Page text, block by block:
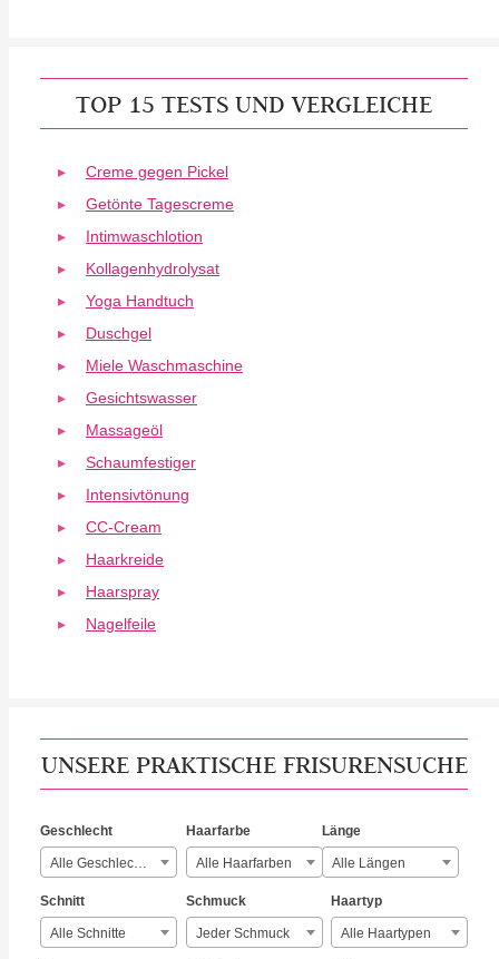
TOP 15 TESTS UND VERGLEICHE
Creme gegen Pickel
Getönte Tagescreme
Intimwaschlotion
Kollagenhydrolysat
Yoga Handtuch
Duschgel
Miele Waschmaschine
Gesichtswasser
Massageöl
Schaumfestiger
Intensivtönung
CC-Cream
Haarkreide
Haarspray
Nagelfeile
UNSERE PRAKTISCHE FRISURENSUCHE
Geschlecht
Alle Geschlechter
Haarfarbe
Alle Haarfarben
Länge
Alle Längen
Schnitt
Alle Schnitte
Schmuck
Jeder Schmuck
Haartyp
Alle Haartypen